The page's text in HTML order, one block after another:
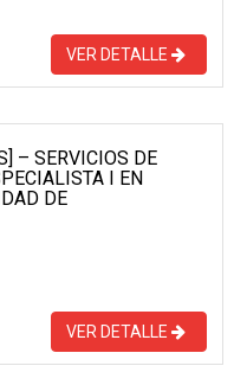
VER DETALLE
– SERVICIOS DE
I EN
DE
VER DETALLE